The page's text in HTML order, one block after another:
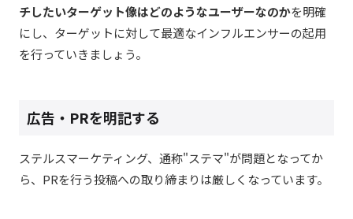
チしたいターゲット像はどのようなユーザーなのかを明確
にし、ターゲットに対して最適なインフルエンサーの起用
を行っていきましょう。
広告・PRを明記する
ステルスマーケティング、通称"ステマ"が問題となってか
ら、PRを行う投稿への取り締まりは厳しくなっています。